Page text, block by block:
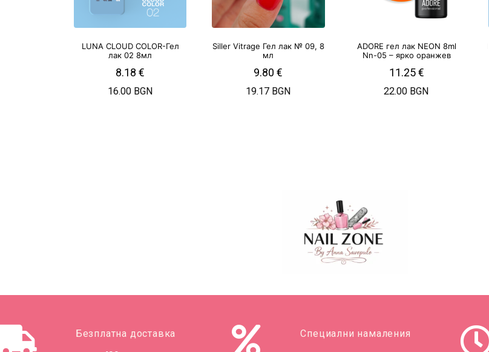
LUNA CLOUD COLOR-Гел
лак 02 8мл
8.18€
16.00 BGN
Siller Vitrage Гел лак № 09, 8
мл
9.80€
19.17 BGN
ADORE гел лак NEON 8ml
Nn-05 – ярко оранжев
11.25€
22.00 BGN
Безплатна доставка Специални намаления